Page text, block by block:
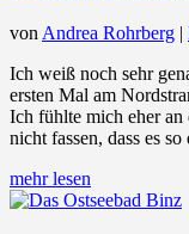
vonAndrea Rohrberg |
Ich weiß noch sehr
ersten Mal am
Ich fühlte mich eher an
nicht fassen, dass es
mehr lesen